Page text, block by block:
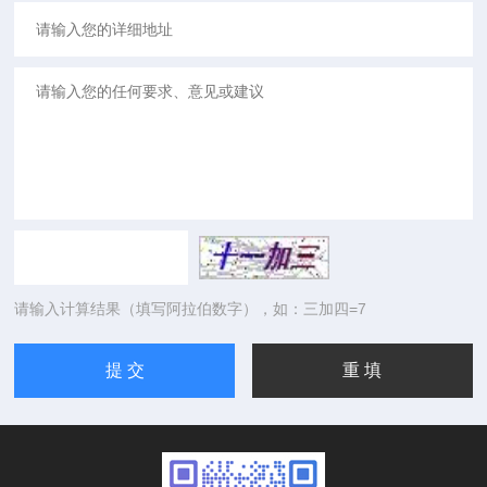
请输入计算结果（填写阿拉伯数字），如：三加四=7